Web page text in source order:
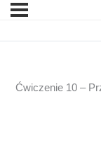
Ćwiczenie 10 –